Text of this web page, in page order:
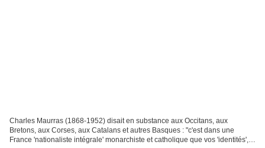
Charles Maurras (1868-1952) disait en substance aux Occitans, aux
Bretons, aux Corses, aux Catalans et autres Basques : "c'est dans une
France 'nationaliste intégrale' monarchiste et catholique que vos 'identités',